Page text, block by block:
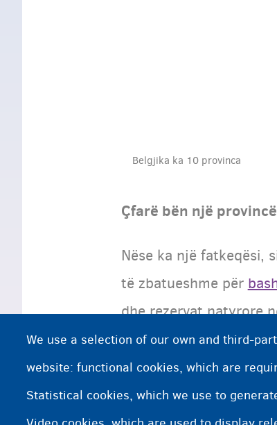
Belgjika ka 10 provinca
Çfarë bën një
Nëse ka një fatkeqësi,
të zbatueshme për
dhe rezervat natyrore
Nëse dikush ju
We use a selection of our own and third-
website: functional cookies, which are
Statistical cookies, which we use to